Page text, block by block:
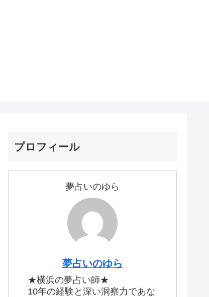
プロフィール
夢占いのゆら
夢占いのゆら
★横浜の夢占い師★
10年の経験と深い洞察力であな